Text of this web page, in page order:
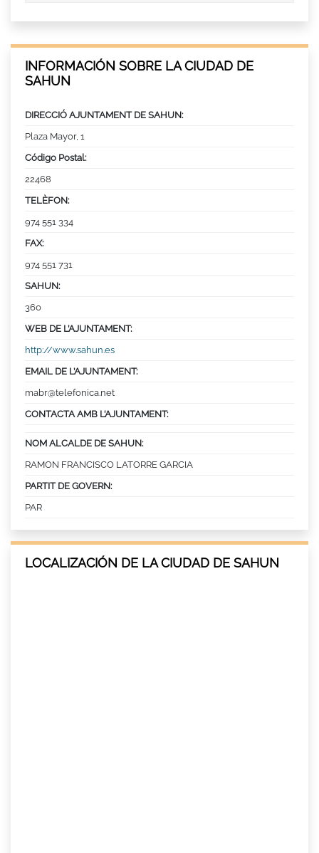
INFORMACIÓN SOBRE LA CIUDAD DE
SAHUN
DIRECCIÓ AJUNTAMENT DE SAHUN:
Plaza Mayor, 1
Código Postal:
22468
TELÈFON:
974 551 334
FAX:
974 551 731
SAHUN:
360
WEB DE L’AJUNTAMENT:
http://www.sahun.es
EMAIL DE L’AJUNTAMENT:
mabr@telefonica.net
CONTACTA AMB L’AJUNTAMENT:
NOM ALCALDE DE SAHUN:
RAMON FRANCISCO LATORRE GARCIA
PARTIT DE GOVERN:
PAR
LOCALIZACIÓN DE LA CIUDAD DE SAHUN